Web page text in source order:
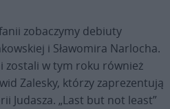
zobaczymy debiuty
i Sławomira Narlocha.
zostali w tym roku również
Zalesky, którzy zaprezentują
Judasza. „Last but not least”